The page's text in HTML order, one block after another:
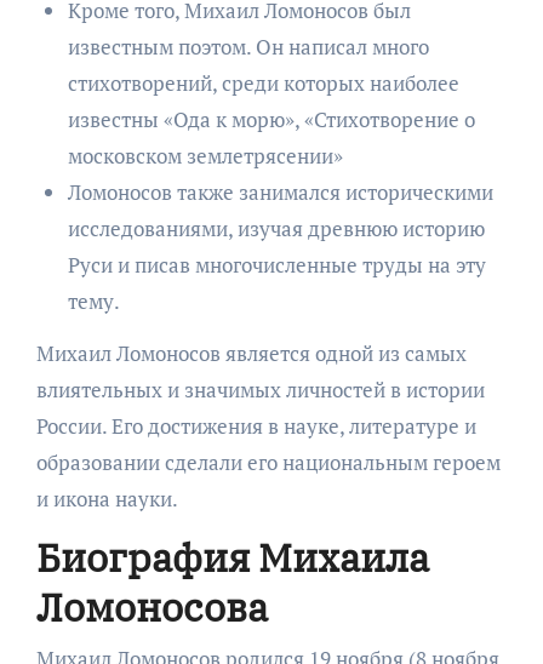
Кроме того, Михаил Ломоносов был
известным поэтом. Он написал много
стихотворений, среди которых наиболее
известны «Ода к морю», «Стихотворение о
московском землетрясении»
Ломоносов также занимался историческими
исследованиями, изучая древнюю историю
Руси и писав многочисленные труды на эту
тему.
Михаил Ломоносов является одной из самых
влиятельных и значимых личностей в истории
России. Его достижения в науке, литературе и
образовании сделали его национальным героем
и икона науки.
Биография Михаила
Ломоносова
Михаил Ломоносов родился 19 ноября (8 ноября